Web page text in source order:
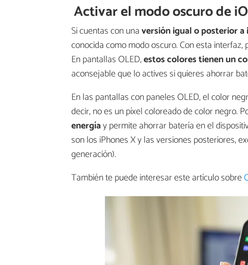
Activar el modo oscuro de
Si cuentas con unaversión igual o posterior a
conocida como modo oscuro. Con esta
En pantallas OLED,estos colores tienen un
aconsejable que lo actives si quieres ahorrar
En las pantallas con paneles OLED, el color
decir, no es un píxel coloreado de color negro.
energíay permite ahorrar batería en el
son los iPhones X y las versiones posteriores,
generación).
También te puede interesar este artículo sobre